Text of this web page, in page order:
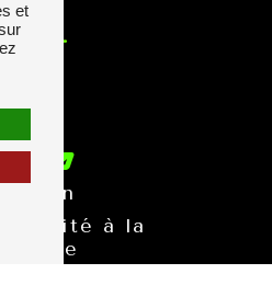
à la
et